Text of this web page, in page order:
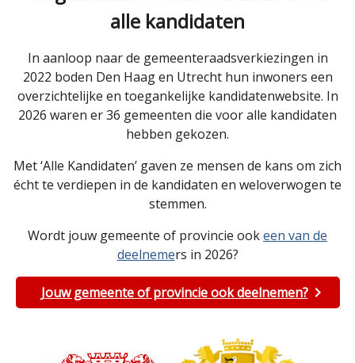
alle kandidaten
In aanloop naar de gemeenteraadsverkiezingen in
2022 boden Den Haag en Utrecht hun inwoners een
overzichtelijke en toegankelijke kandidatenwebsite. In
2026 waren er 36 gemeenten die voor alle kandidaten
hebben gekozen.
Met ‘Alle Kandidaten’ gaven ze mensen de kans om zich
écht te verdiepen in de kandidaten en weloverwogen te
stemmen.
Wordt jouw gemeente of provincie ookeen van de
deelnemers in 2026?
Jouw gemeente of provincie ook deelnemen?